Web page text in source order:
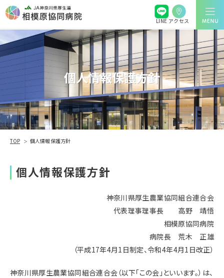
LINE アクセス
個人情報保護方針
TOP 個人情報保護方針
個人情報保護方針
神奈川県厚生農業協同組合連合会
代表理事理事長 高野 靖悟
相模原協同病院
病院長 荒木 正雄
（平成17年4月1日制定、令和4年4月1日改正）
神奈川県厚生農業協同組合連合会（以下「この会」といいます。）は、